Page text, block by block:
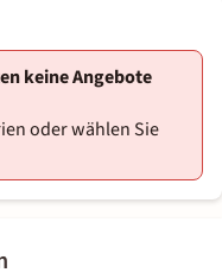
keine Angebote
oder wählen Sie